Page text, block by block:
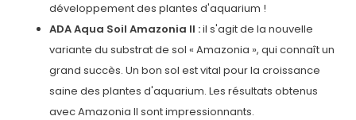
développement des plantes d'aquarium !
ADA Aqua Soil Amazonia II :il s'agit de la nouvelle
variante du substrat de sol « Amazonia », qui connaît un
grand succès. Un bon sol est vital pour la croissance
saine des plantes d'aquarium. Les résultats obtenus
avec Amazonia II sont impressionnants.